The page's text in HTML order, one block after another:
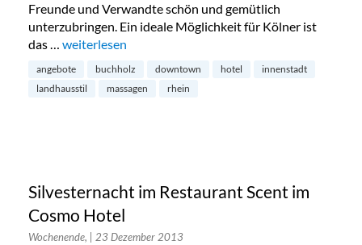
Freunde und Verwandte schön und gemütlich
unterzubringen. Ein ideale Möglichkeit für Kölner ist
das … „Buchholz Downtown Hotel in Kölner City“
weiterlesen
angebote buchholz downtown hotel
innenstadt
landhausstil
massagen rhein
Silvesternacht im Restaurant Scent im
Cosmo Hotel
Wochenende, | 23 Dezember 2013